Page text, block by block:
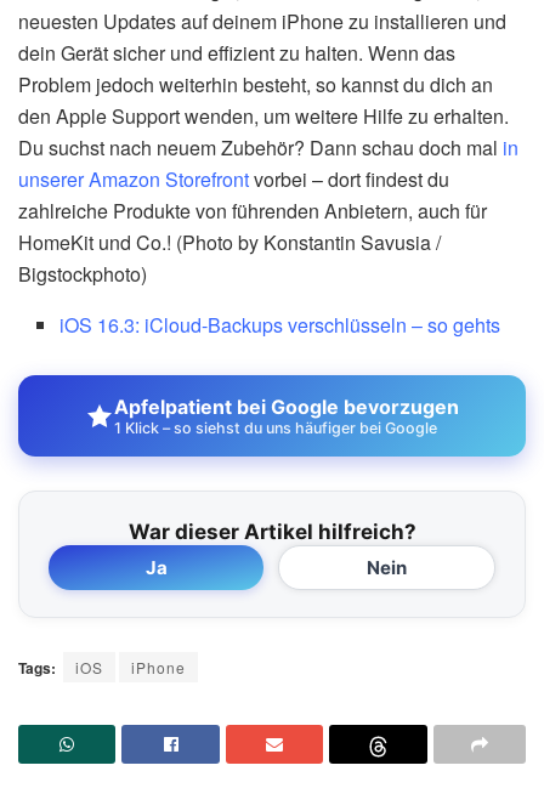
neuesten Updates auf deinem iPhone zu installieren und
dein Gerät sicher und effizient zu halten. Wenn das
Problem jedoch weiterhin besteht, so kannst du dich an
den Apple Support wenden, um weitere Hilfe zu erhalten.
Du suchst nach neuem Zubehör? Dann schau doch mal in
unserer Amazon Storefrontvorbei – dort findest du
zahlreiche Produkte von führenden Anbietern, auch für
HomeKit und Co.! (Photo by Konstantin Savusia /
Bigstockphoto)
iOS 16.3: iCloud-Backups verschlüsseln – so gehts
Apfelpatient bei Google bevorzugen
1 Klick – so siehst du uns häufiger bei Google
War dieser Artikel hilfreich?
Ja Nein
Tags: iOS iPhone